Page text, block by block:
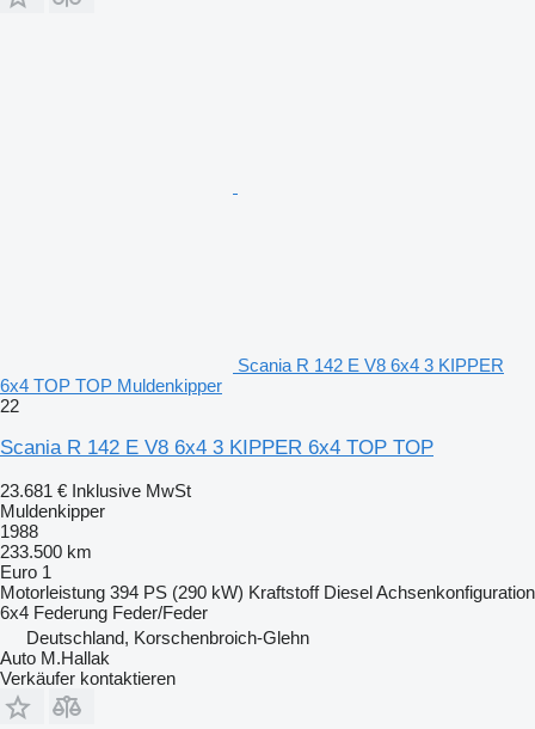
Scania R 142 E V8 6x4 3 KIPPER
6x4 TOP TOP Muldenkipper
22
Scania R 142 E V8 6x4 3 KIPPER 6x4 TOP TOP
23.681 € Inklusive MwSt
Muldenkipper
1988
233.500 km
Euro 1
Motorleistung 394 PS (290 kW) Kraftstoff DieselAchsenkonfiguration
6x4 Federung Feder/Feder
Deutschland, Korschenbroich-Glehn
Auto M.Hallak
Verkäufer kontaktieren